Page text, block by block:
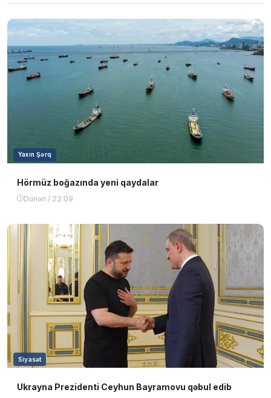
Yaxın Şərq
Hörmüz boğazında yeni qaydalar
Dünən / 22:09
Siyasət
Ukrayna Prezidenti Ceyhun Bayramovu qəbul edib